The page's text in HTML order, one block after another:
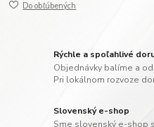
Do obľúbených
Rýchle a spoľahlivé
Objednávky balíme a
Pri lokálnom rozvoze
Slovenský e-shop
Sme slovenský e-shop